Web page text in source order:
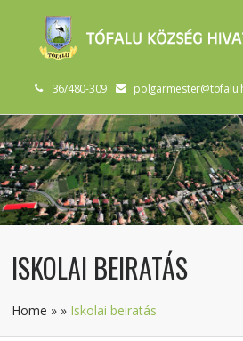
36/480-309
ISKOLAI BEIRATÁS
Home » » Iskolai beiratás